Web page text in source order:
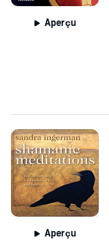
Aperçu
Aperçu